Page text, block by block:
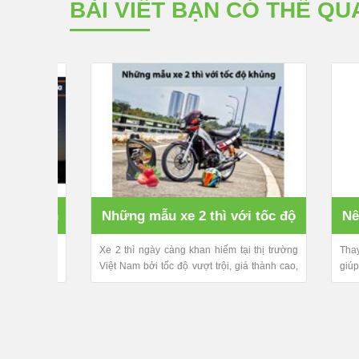
BÀI VIẾT BẠN CÓ THỂ
Những mẫu xe 2 thì với tốc độ
khủng hiện nay
Xe 2 thì ngày càng khan hiếm tại thị trường
Việt Nam bởi tốc độ vượt trội, giá thành cao,
tiếng...
Nên
Thay
giúp